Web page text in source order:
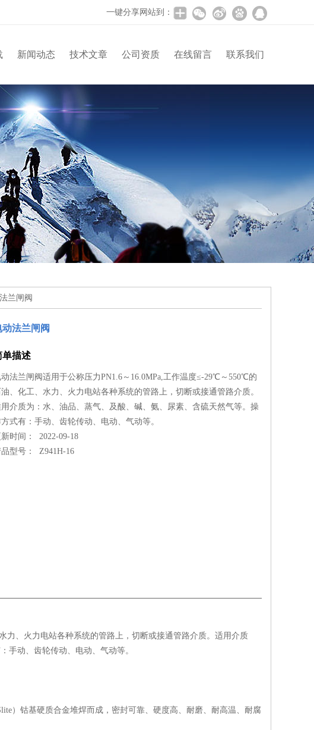
一键分享网站到：
新闻动态 技术文章 公司资质 在线留言 联系我们
兰闸阀
动法兰闸阀
单描述
动法兰闸阀适用于公称压力PN1.6～16.0MPa,工作温度≤-29℃～550℃的
、化工、水力、火力电站各种系统的管路上，切断或接通管路介质。
介质为：水、油品、蒸气、及酸、碱、氨、尿素、含硫天然气等。操
式有：手动、齿轮传动、电动、气动等。
新时间： 2022-09-18
品型号：Z941H-16
力、火力电站各种系统的管路上，切断或接通管路介质。适用介质
手动、齿轮传动、电动、气动等。
）钴基硬质合金堆焊而成，密封可靠、硬度高、耐磨、耐高温、耐腐